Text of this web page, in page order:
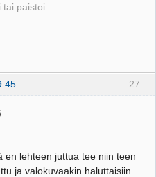
tai paistoi
27
en lehteen juttua tee niin teen
ja valokuvaakin haluttaisiin.